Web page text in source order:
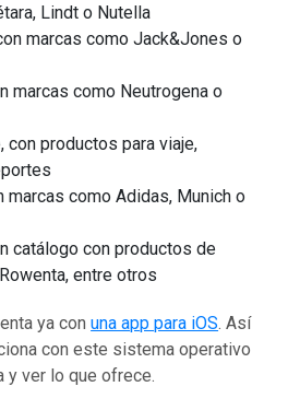
Lindt o Nutella
marcas como Jack&Jones o
marcas como Neutrogena o
con productos para viaje,
marcas como Adidas, Munich o
catálogo con productos de
entre otros
ya conuna app para iOS. Así
con este sistema operativo
y ver lo que ofrece.